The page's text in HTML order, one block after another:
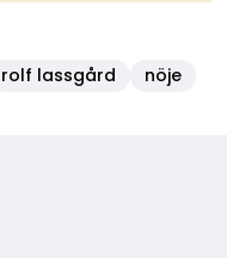
rolf lassgård nöje